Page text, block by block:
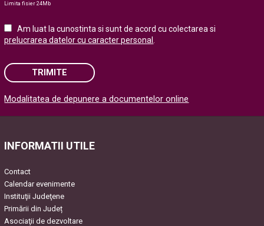
Limita fisier 24Mb
Am luat la cunostinta si sunt de acord cu colectarea si
prelucrarea datelor cu caracter personal
TRIMITE
Please leave this field empty.
Modalitatea de depunere a documentelor online
INFORMATII UTILE
Contact
Calendar evenimente
Instituţii Judeţene
Primării din Județ
Asociaţii de dezvoltare